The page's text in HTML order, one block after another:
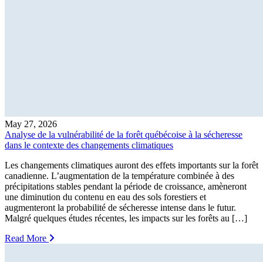
May 27, 2026
Analyse de la vulnérabilité de la forêt québécoise à la sécheresse
dans le contexte des changements climatiques
Les changements climatiques auront des effets importants sur la forêt
canadienne. L’augmentation de la température combinée à des
précipitations stables pendant la période de croissance, amèneront
une diminution du contenu en eau des sols forestiers et
augmenteront la probabilité de sécheresse intense dans le futur.
Malgré quelques études récentes, les impacts sur les forêts au […]
Read More